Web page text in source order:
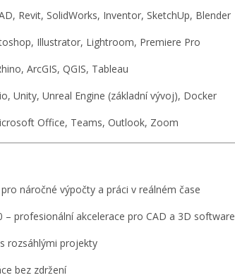
Revit, SolidWorks, Inventor, SketchUp, Blender
Illustrator, Lightroom, Premiere Pro
ArcGIS, QGIS, Tableau
Unity, Unreal Engine (základní vývoj), Docker
Office, Teams, Outlook, Zoom
náročné výpočty a práci v reálném čase
– profesionální akcelerace pro CAD a 3D software
rozsáhlými projekty
bez zdržení